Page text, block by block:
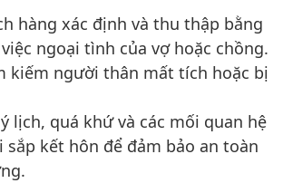
hàng xác định và thu thập bằng
ngoại tình của vợ hoặc chồng.
kiếm người thân mất tích hoặc bị
lịch, quá khứ và các mối quan hệ
sắp kết hôn để đảm bảo an toàn